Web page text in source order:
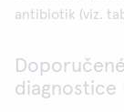
antibiotik (viz.
diagnostice